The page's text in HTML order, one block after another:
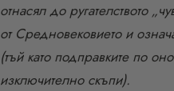
отнасял до ругателството
от Средновековието и
(тъй като подправките по
изключително скъпи).